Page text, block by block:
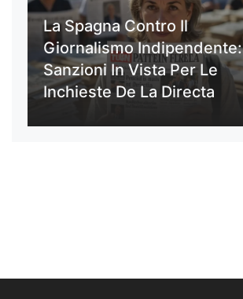
La Spagna Contro Il
Giornalismo Indipendente:
Sanzioni In Vista Per Le
Inchieste De La Directa